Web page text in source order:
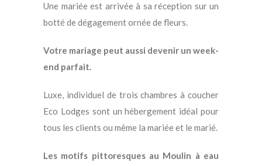
Une mariée est arrivée à sa réception sur un
botté de dégagement ornée de fleurs.
Votre mariage peut aussi devenir un week-
end parfait.
Luxe, individuel de trois chambres à coucher
Eco Lodges sont un hébergement idéal pour
tous les clients ou même la mariée et le marié.
Les motifs pittoresques au Moulin à eau